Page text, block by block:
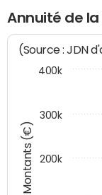
Annuité de
Montants (€)
(Source : JDN
200k
300k
400k